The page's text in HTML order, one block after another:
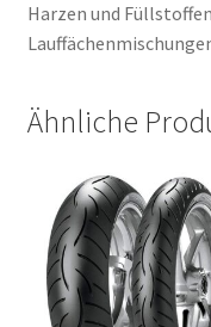
Harzen und
Ähnliche